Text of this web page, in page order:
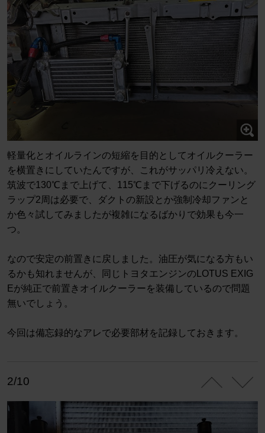
軽量化とオイルラインの短縮を目的としてオイルクーラー
を横置きにしていたんですが、これがサッパリ冷えない。
筑波で130℃まで上げて、115℃まで下げるのにクーリング
ラップ2周は必要で、ダクトの新設とか強制冷却ファンと
か色々試してみましたが複雑になるばかりで効果も今一
つ。
なので安定の前置きに戻しました。油圧が気になる方もい
るかも知れませんが、同じトヨタエンジンのLOTUS EXIG
Eが純正で前置きオイルクーラーを装備しているので問題
無いでしょう。
今回は備忘録的なアレで必要部材を記録しておきます。
2/10